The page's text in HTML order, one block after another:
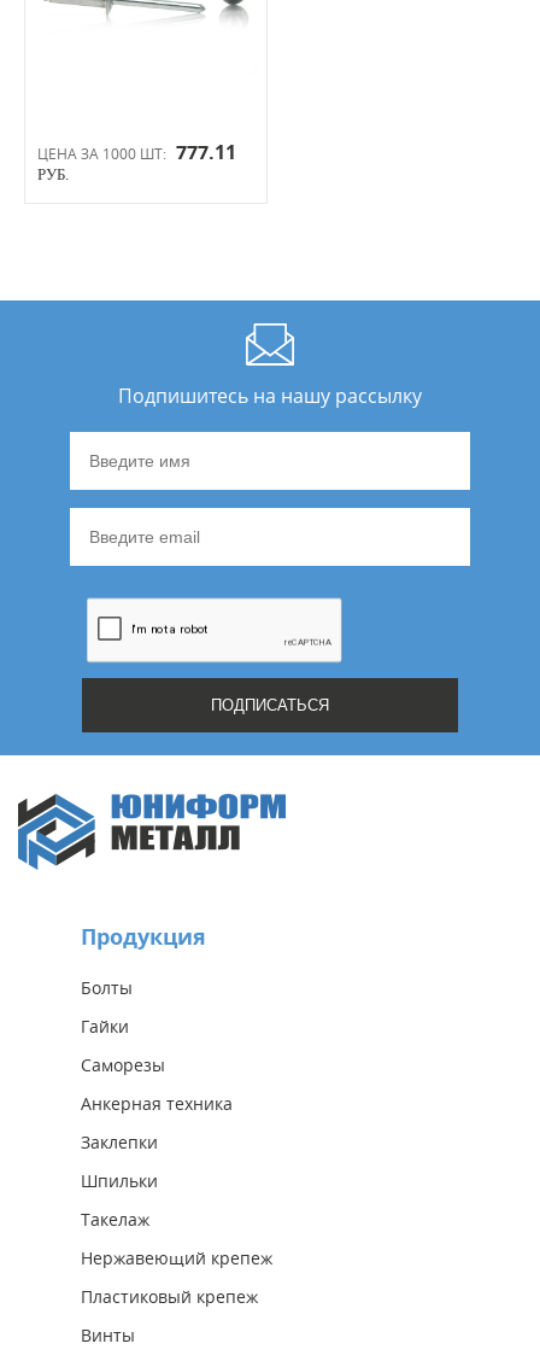
ЦЕНА ЗА 1000 ШТ: 777.11
РУБ.
Подпишитесь на нашу рассылку
Продукция
Болты
Гайки
Саморезы
Анкерная техника
Заклепки
Шпильки
Такелаж
Нержавеющий крепеж
Пластиковый крепеж
Винты